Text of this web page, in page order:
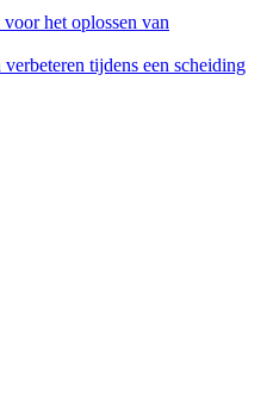
het oplossen van
tijdens een scheiding